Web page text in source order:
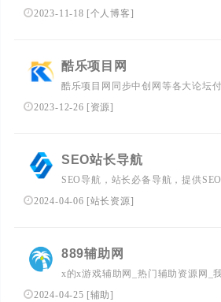
质的网站源码与网站模板插件无需
2023-11-18 [个人博客]
酷乐项目网
酷乐项目网同步中创网等各大论坛
目,聚合知识付费VIP创业课程包含
营销教程,SEO技术、短视频抖音
2023-12-26 [资源]
SEO站长导航
SEO导航，站长必备导航，提供
案例、SEO资讯等海量资源，帮助
2024-04-06 [站长资源]
889辅助网
x的x游戏辅助网_热门辅助资源网_
2024-04-25 [辅助]